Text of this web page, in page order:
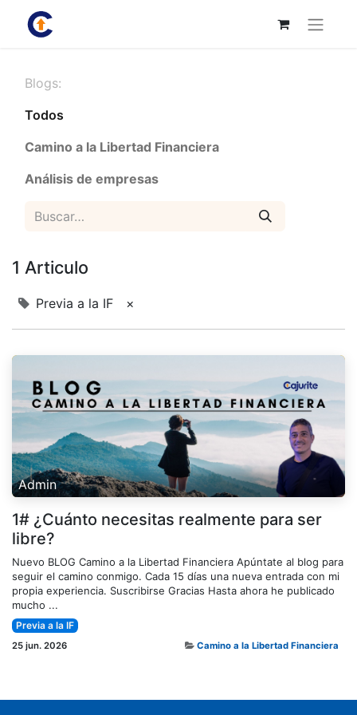
Blogs:
Todos
Camino a la Libertad Financiera
Análisis de empresas
1 Articulo
Previa a la IF ×
Admin
1# ¿Cuánto necesitas realmente para ser
libre?
Nuevo BLOG Camino a la Libertad Financiera Apúntate al blog para
seguir el camino conmigo. Cada 15 días una nueva entrada con mi
propia experiencia. Suscribirse Gracias Hasta ahora he publicado
mucho ...
Previa a la IF
25 jun. 2026 Camino a la Libertad Financiera